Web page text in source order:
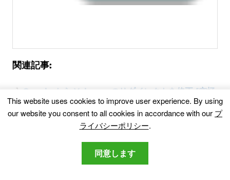
関連記事:
Google から Yahoo へのリダイレクトを修正 [究極
の 2026 Chromeガイド]
Have you ever noticed your Google Chrome browser
suddenly switching...
Search.getsports.coリダイレクトを削除します
This website uses cookies to improve user experience. By using
our website you consent to all cookies in accordance with our プ
ライバシーポリシー.
同意します